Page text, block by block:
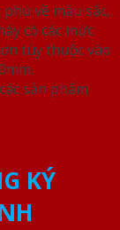
về màu sắc,
có các mức
tùy thuộc vào
sản phẩm
KÝ